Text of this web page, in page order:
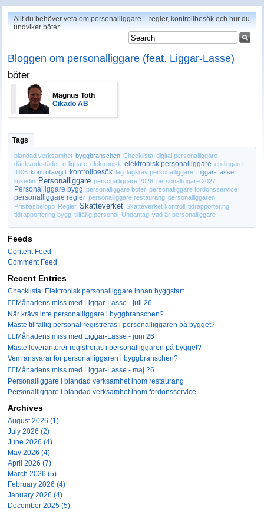
Allt du behöver veta om personalliggare – regler, kontrollbesök och hur du
undviker böter
Magnus Toth
Cikado AB
Tags
blandad verksamhet byggbranschen Checklista digital personalliggare
däckverkstäder e-liggare elektronisk elektronisk personalliggare ep-liggare
ID06 kontrollavgift kontrollbesök lag lagkrav personalliggare
Liggar-Lasse
linkedin Personalliggare personalliggare 2026 personalliggare 2027
Personalliggare bygg personalliggare böter personalliggare fordonsservice
personalliggare regler personalliggare restaurang personalliggaren
Prisbasbelopp Regler Skatteverket Skatteverket kontroll
tidrapportering
tidrapportering bygg tillfällig personal Undantag vad är personalliggare
Bloggen om personalliggare (feat. Liggar-Lasse)
böter
Feeds
Content Feed
Comment Feed
Recent Entries
Checklista: Elektronisk personalliggare innan byggstart
🤦‍♂️Månadens miss med Liggar-Lasse - juli 26
När krävs inte personalliggare i byggbranschen?
Måste tillfällig personal registreras i personalliggaren på bygget?
🤦‍♂️Månadens miss med Liggar-Lasse - juni 26
Måste leverantörer registreras i personalliggaren på bygget?
Vem ansvarar för personalliggaren i byggbranschen?
🤦‍♂️Månadens miss med Liggar-Lasse - maj 26
Personalliggare i blandad verksamhet inom restaurang
Personalliggare i blandad verksamhet inom fordonsservice
Archives
August 2026 (1)
July 2026 (2)
June 2026 (4)
May 2026 (4)
April 2026 (7)
March 2026 (5)
February 2026 (4)
January 2026 (4)
December 2025 (5)